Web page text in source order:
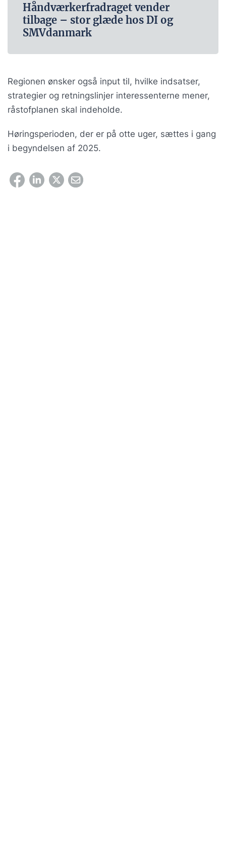
Håndværkerfradraget vender
tilbage – stor glæde hos DI og
SMVdanmark
Regionen ønsker også input til, hvilke indsatser,
strategier og retningslinjer interessenterne mener,
råstofplanen skal indeholde.
Høringsperioden, der er på otte uger, sættes i gang
i begyndelsen af 2025.